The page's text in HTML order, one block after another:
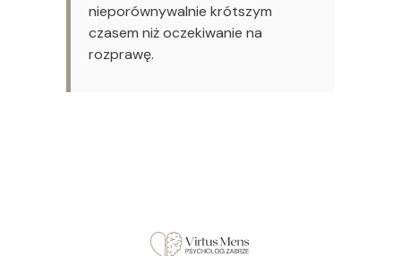
nieporównywalnie krótszym
czasem niż oczekiwanie na
rozprawę.